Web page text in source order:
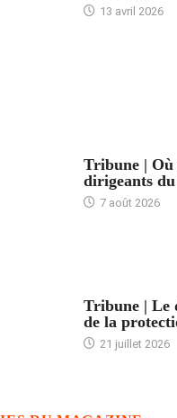
13 avril 2026
Tribune | Où
dirigeants
7 août 2026
Tribune | Le
de la
21 juillet 2026